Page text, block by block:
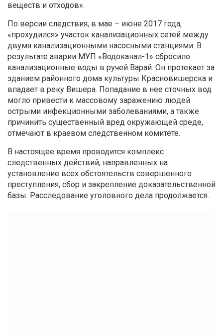
веществ и отходов».
По версии следствия, в мае – июне 2017 года,
«прохудился» участок канализационных сетей между
двумя канализационными насосными станциями. В
результате аварии МУП «Водоканал-1» сбросило
канализационные воды в ручей Варай. Он протекает за
зданием районного дома культуры Красновишерска и
впадает в реку Вишера. Попадание в нее сточных вод
могло привести к массовому заражению людей
острыми инфекционными заболеваниями, а также
причинить существенный вред окружающей среде,
отмечают в краевом следственном комитете.
В настоящее время проводится комплекс
следственных действий, направленных на
установление всех обстоятельств совершенного
преступления, сбор и закрепление доказательственной
базы. Расследование уголовного дела продолжается.